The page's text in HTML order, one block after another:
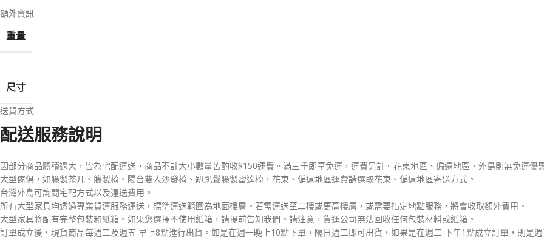
額外資訊
重量
尺寸
送貨方式
配送服務說明
因部分商品體積過大，皆為宅配運送，商品不計大小數量皆酌收$150運費。滿三千即享免運，運費另計。花東地區、偏遠地區、外島則無免運優
大型傢俱，如籐製茶几、籐製椅、陽台雙人沙發椅、趴趴鬆籐製雷達椅，花東、偏遠地區運費請選取花東、偏遠地區寄送方式。
台灣外島可詢問宅配方式以及運送費用。
所有大型家具均透過專業貨運服務運送，標準運送範圍為地面樓層。若需運送至二樓或更高樓層，或需要指定地點服務，將會收取額外費用。
大型家具將配有完整包裝和紙箱。如果您選擇不使用紙箱，請提前告知我們。請注意，貨運公司無法回收任何包裝材料或紙箱。
訂單成立後，現貨商品每週二及週五 早上8點進行出貨。如是在週一晚上10點下單，隔日週二即可出貨，如果是在週二 下午1點成立訂單，則是週